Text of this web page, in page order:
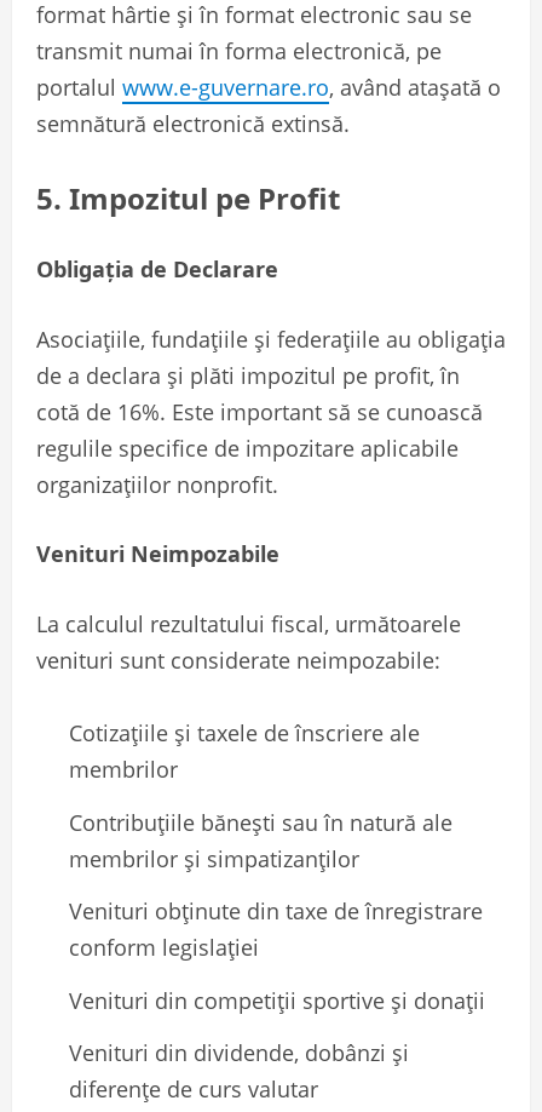
format hârtie şi în format electronic sau se
transmit numai în forma electronică, pe
portalul www.e-guvernare.ro, având ataşată o
semnătură electronică extinsă.
5. Impozitul pe Profit
Obligația de Declarare
Asociațiile, fundațiile și federațiile au obligația
de a declara și plăti impozitul pe profit, în
cotă de 16%. Este important să se cunoască
regulile specifice de impozitare aplicabile
organizațiilor nonprofit.
Venituri Neimpozabile
La calculul rezultatului fiscal, următoarele
venituri sunt considerate neimpozabile:
Cotizațiile și taxele de înscriere ale
membrilor
Contribuțiile bănești sau în natură ale
membrilor și simpatizanților
Venituri obținute din taxe de înregistrare
conform legislației
Venituri din competiții sportive și donații
Venituri din dividende, dobânzi și
diferențe de curs valutar